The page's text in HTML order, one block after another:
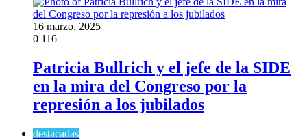
16 marzo, 2025
0 116
Patricia Bullrich y el jefe de la SIDE
en la mira del Congreso por la
represión a los jubilados
destacadas